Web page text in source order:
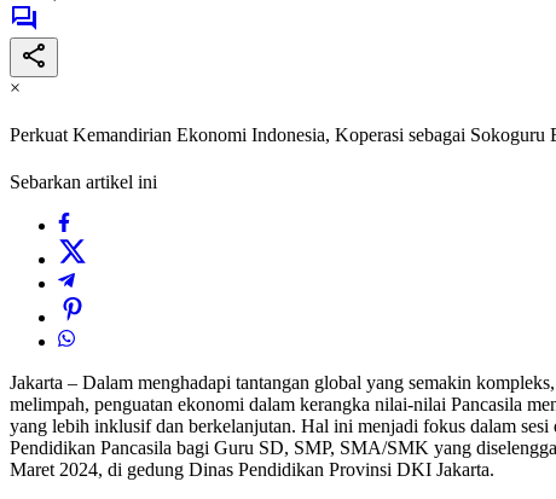
×
Perkuat Kemandirian Ekonomi Indonesia, Koperasi sebagai Sokoguru
Sebarkan artikel ini
Jakarta – Dalam menghadapi tantangan global yang semakin
melimpah, penguatan ekonomi dalam kerangka nilai-nilai Pancasila
yang lebih inklusif dan berkelanjutan. Hal ini menjadi fokus dalam
Pendidikan Pancasila bagi Guru SD, SMP, SMA/SMK yang
Maret 2024, di gedung Dinas Pendidikan Provinsi DKI Jakarta.